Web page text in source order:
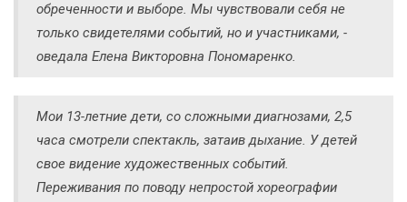
обреченности и выборе. Мы чувствовали себя не
только свидетелями событий, но и участниками, -
оведала Елена Викторовна Пономаренко.
Мои 13-летние дети, со сложными диагнозами, 2,5
часа смотрели спектакль, затаив дыхание. У детей
свое видение художественных событий.
Переживания по поводу непростой хореографии